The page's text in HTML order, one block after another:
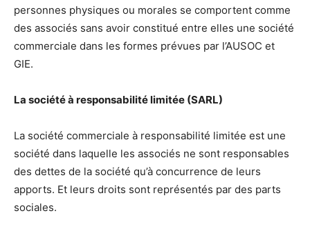
personnes physiques ou morales se comportent comme
des associés sans avoir constitué entre elles une société
commerciale dans les formes prévues par l’AUSOC et
GIE.
La société à responsabilité limitée (SARL)
La société commerciale à responsabilité limitée est une
société dans laquelle les associés ne sont responsables
des dettes de la société qu’à concurrence de leurs
apports. Et leurs droits sont représentés par des parts
sociales.